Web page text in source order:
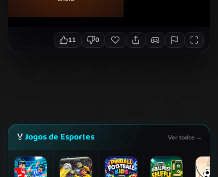
11 0
🏅Jogos de Esportes Ver todos →